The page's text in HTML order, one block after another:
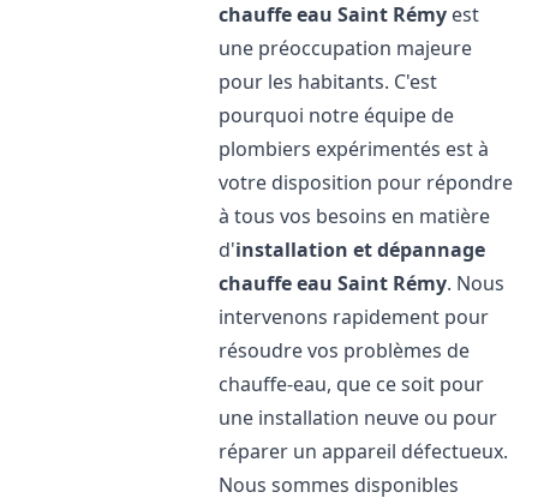
chauffe eau Saint Rémy est
une préoccupation majeure
pour les habitants. C'est
pourquoi notre équipe de
plombiers expérimentés est à
votre disposition pour répondre
à tous vos besoins en matière
d'installation et dépannage
chauffe eau Saint Rémy. Nous
intervenons rapidement pour
résoudre vos problèmes de
chauffe-eau, que ce soit pour
une installation neuve ou pour
réparer un appareil défectueux.
Nous sommes disponibles